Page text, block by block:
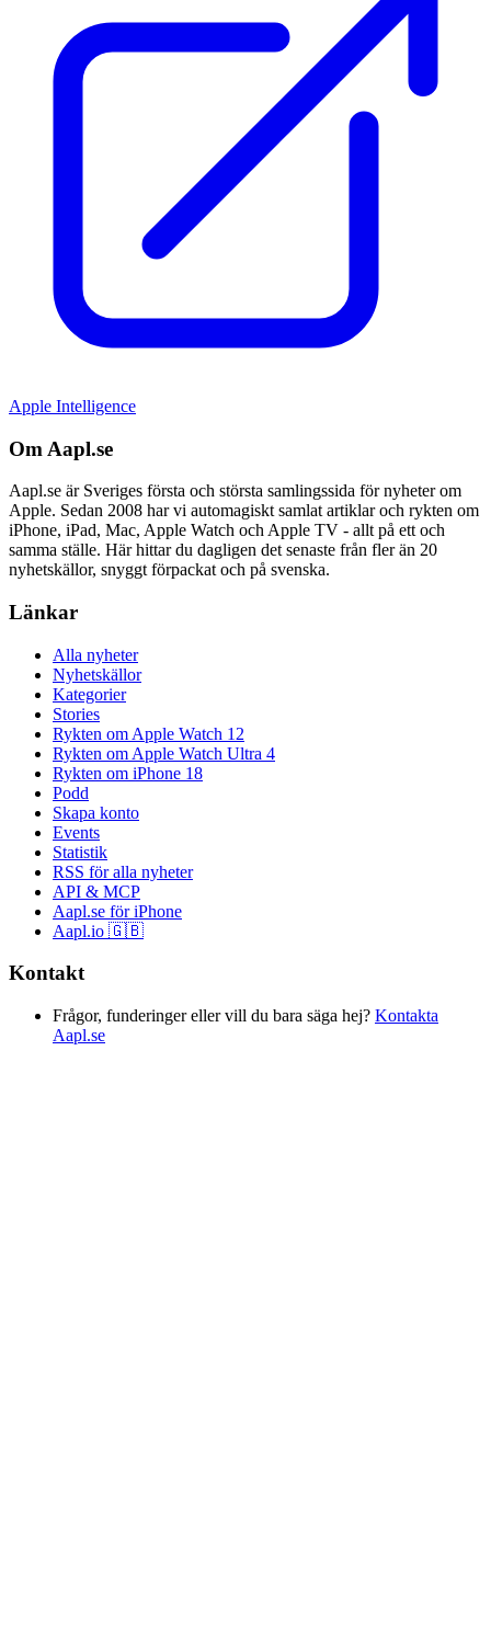
Apple Intelligence
Om Aapl.se
Aapl.se är Sveriges första och största samlingssida för nyheter om
Apple. Sedan 2008 har vi automagiskt samlat artiklar och rykten om
iPhone, iPad, Mac, Apple Watch och Apple TV - allt på ett och
samma ställe. Här hittar du dagligen det senaste från fler än 20
nyhetskällor, snyggt förpackat och på svenska.
Länkar
Alla nyheter
Nyhetskällor
Kategorier
Stories
Rykten om Apple Watch 12
Rykten om Apple Watch Ultra 4
Rykten om iPhone 18
Podd
Skapa konto
Events
Statistik
RSS för alla nyheter
API & MCP
Aapl.se för iPhone
Aapl.io 🇬🇧
Kontakt
Frågor, funderinger eller vill du bara säga hej? Kontakta
Aapl.se